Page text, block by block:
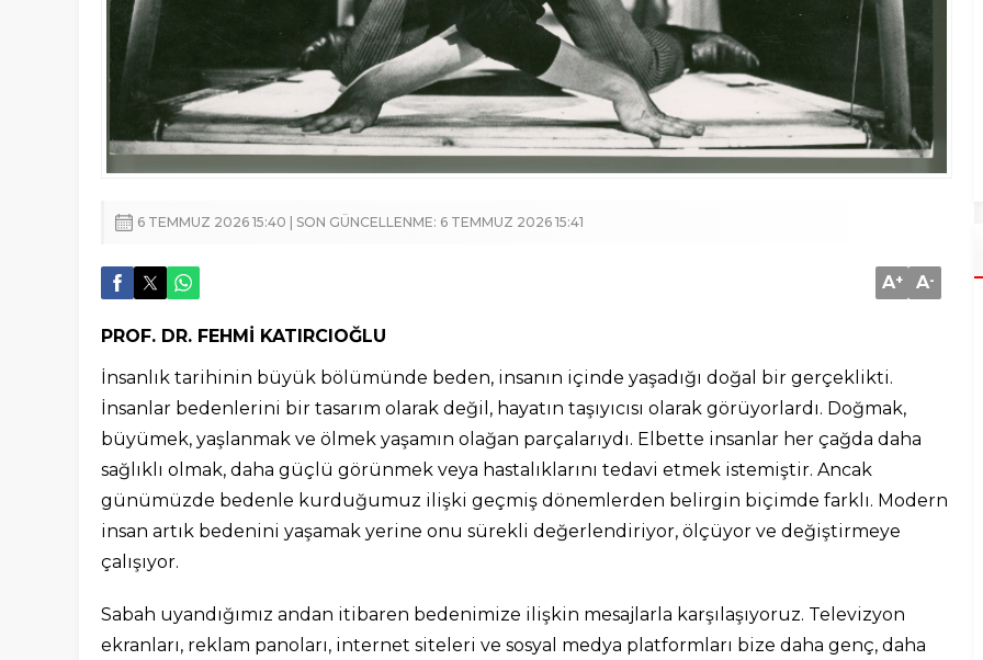
6 TEMMUZ 2026 15:40 | SON GÜNCELLENME: 6 TEMMUZ 2026 15:41
A+ A-
PROF. DR. FEHMİ KATIRCIOĞLU
İnsanlık tarihinin büyük bölümünde beden, insanın içinde yaşadığı doğal bir gerçeklikti.
İnsanlar bedenlerini bir tasarım olarak değil, hayatın taşıyıcısı olarak görüyorlardı. Doğmak,
büyümek, yaşlanmak ve ölmek yaşamın olağan parçalarıydı. Elbette insanlar her çağda daha
sağlıklı olmak, daha güçlü görünmek veya hastalıklarını tedavi etmek istemiştir. Ancak
günümüzde bedenle kurduğumuz ilişki geçmiş dönemlerden belirgin biçimde farklı. Modern
insan artık bedenini yaşamak yerine onu sürekli değerlendiriyor, ölçüyor ve değiştirmeye
çalışıyor.
Sabah uyandığımız andan itibaren bedenimize ilişkin mesajlarla karşılaşıyoruz. Televizyon
ekranları, reklam panoları, internet siteleri ve sosyal medya platformları bize daha genç, daha